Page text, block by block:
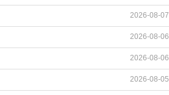
2026-08-07
2026-08-06
2026-08-06
2026-08-05